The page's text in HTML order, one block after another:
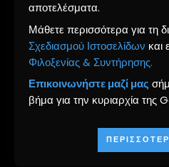
αποτελέσματα.
Μάθετε περισσότερα για τη
Σχεδιασμού Ιστοσελίδων και
Φιλοξενίας & Συντήρησης.
Επικοινωνήστε μαζί μας
βήμα για την κυριαρχία της